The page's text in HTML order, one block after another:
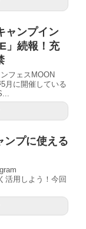
ャンプイン
」続報！充
フェスMOON
月に開催している
ンプに使える
活用しよう！今回